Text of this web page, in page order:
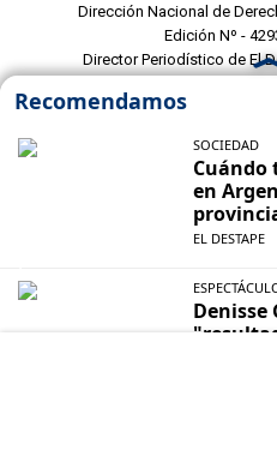
Dirección Nacional de
Edición Nº -
Director Periodístico de El
POLITICAS DE
CONTACTO
CONTACTO
Mustang Cloud-